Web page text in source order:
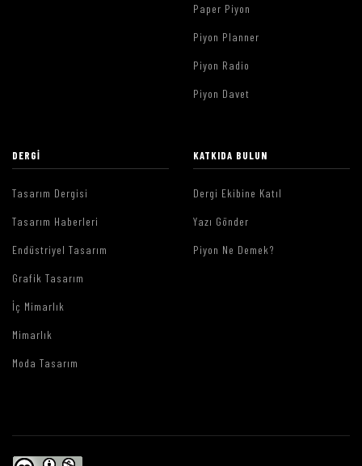
Paper Piyon
Piyon Planner
Piyon Radio
Piyon Davet
DERGI
Tasarım Dergisi
Tasarım Haberleri
Endüstriyel Tasarım
Grafik Tasarım
İç Mimarlık
Mimarlık
Moda Tasarım
KATKIDA BULUN
Dergi Ekibine Katıl
Yazı Gönder
Piyon Ne Demek?